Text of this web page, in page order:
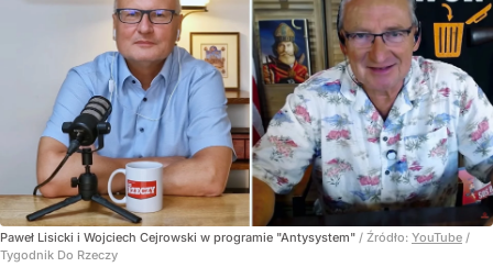
Paweł Lisicki i Wojciech Cejrowski w programie "Antysystem" / Źródło: YouTube /
Tygodnik Do Rzeczy